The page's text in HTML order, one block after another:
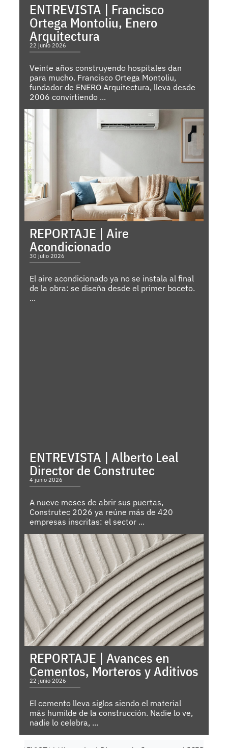
ENTREVISTA | Francisco
Ortega Montoliu, Enero
Arquitectura
22 junio 2026
Veinte años construyendo hospitales dan
para mucho. Francisco Ortega Montoliu,
fundador de ENERO Arquitectura, lleva desde
2006 convirtiendo ...
REPORTAJE | Aire
Acondicionado
30 julio 2026
El aire acondicionado ya no se instala al final
de la obra: se diseña desde el primer boceto.
...
ENTREVISTA | Alberto Leal
Director de Construtec
4 junio 2026
A nueve meses de abrir sus puertas,
Construtec 2026 ya reúne más de 420
empresas inscritas: el sector ...
REPORTAJE | Avances en
Cementos, Morteros y Aditivos
22 junio 2026
El cemento lleva siglos siendo el material
más humilde de la construcción. Nadie lo ve,
nadie lo celebra, ...